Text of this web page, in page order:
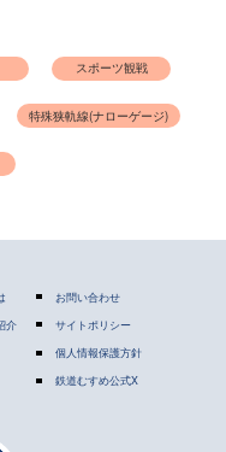
スポーツ観戦
特殊狭軌線(ナローゲージ)
介
お問い合わせ
サイトポリシー
個人情報保護方針
鉄道むすめ公式X